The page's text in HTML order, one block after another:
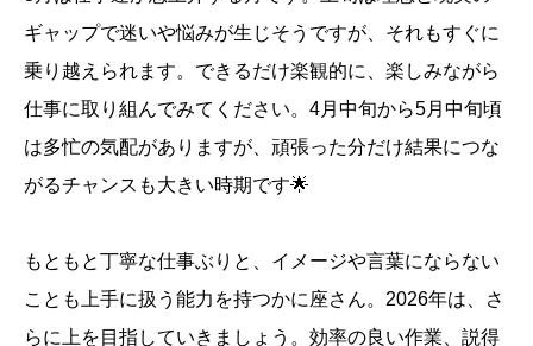
ギャップで迷いや悩みが生じそうですが、それもすぐに
乗り越えられます。できるだけ楽観的に、楽しみながら
仕事に取り組んでみてください。4月中旬から5月中旬頃
は多忙の気配がありますが、頑張った分だけ結果につな
がるチャンスも大きい時期です🌟
もともと丁寧な仕事ぶりと、イメージや言葉にならない
ことも上手に扱う能力を持つかに座さん。2026年は、さ
らに上を目指していきましょう。効率の良い作業、説得